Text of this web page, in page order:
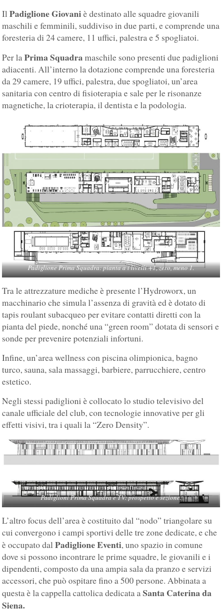
IlPadiglione Giovaniè destinato alle squadre giovanili
maschili e femminili, suddiviso in due parti, e comprende una
foresteria di 24 camere, 11 uffici, palestra e 5 spogliatoi.
Per laPrima Squadramaschile sono presenti due padiglioni
adiacenti. All’interno la dotazione comprende una foresteria
da 29 camere, 19 uffici, palestra, due spogliatoi, un’area
sanitaria con centro di fisioterapia e sale per le risonanze
magnetiche, la crioterapia, il dentista e la podologia.
Padiglione Prima Squadra: pianta a i livelli +1, zero, meno 1.
Tra le attrezzature mediche è presente l’Hydroworx, un
macchinario che simula l’assenza di gravità ed è dotato di
tapis roulant subacqueo per evitare contatti diretti con la
pianta del piede, nonché una “green room” dotata di sensori e
sonde per prevenire potenziali infortuni.
Infine, un’area wellness con piscina olimpionica, bagno
turco, sauna, sala massaggi, barbiere, parrucchiere, centro
estetico.
Negli stessi padiglioni è collocato lo studio televisivo del
canale ufficiale del club, con tecnologie innovative per gli
effetti visivi, tra i quali la “Zero Density”.
Padiglioni Prima Squadra e TV: prospetto e sezione.
L’altro focus dell’area è costituito dal “nodo” triangolare su
cui convergono i campi sportivi delle tre zone dedicate, e che
è occupato dalPadiglione Eventi, uno spazio in comune
dove si possono incontrare le prime squadre, le giovanili e i
dipendenti, composto da una ampia sala da pranzo e servizi
accessori, che può ospitare fino a 500 persone. Abbinata a
questa è la cappella cattolica dedicata aSanta Caterina da
Siena.